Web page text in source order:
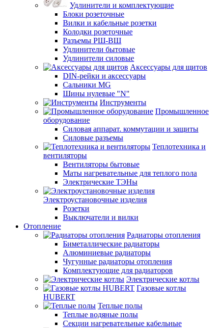
Удлинители и комплектующие
Блоки розеточные
Вилки и кабельные розетки
Колодки розеточные
Разъемы РШ-ВШ
Удлинители бытовые
Удлинители силовые
Аксессуары для щитов
DIN-рейки и аксессуары
Сальники MG
Шины нулевые "N"
Инструменты
Промышленное
оборудование
Силовая аппарат. коммутации и защиты
Силовые разъемы
Теплотехника и
вентиляторы
Вентиляторы бытовые
Маты нагревательные для теплого пола
Электрические ТЭНы
Электроустановочные изделия
Розетки
Выключатели и вилки
Отопление
Радиаторы отопления
Биметаллические радиаторы
Алюминиевые радиаторы
Чугунные радиаторы отопления
Комплектующие для радиаторов
Электрические котлы
Газовые котлы
HUBERT
Теплые полы
Теплые водяные полы
Секции нагревательные кабельные